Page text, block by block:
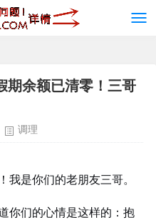
期余额已清零！三哥
调理
我是你们的老朋友三哥。
你们的心情是这样的：抱